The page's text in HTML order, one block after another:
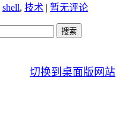
shell, 技术 | 暂无评论
切换到桌面版网站